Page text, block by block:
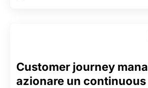
Customer journey
azionare un continuous